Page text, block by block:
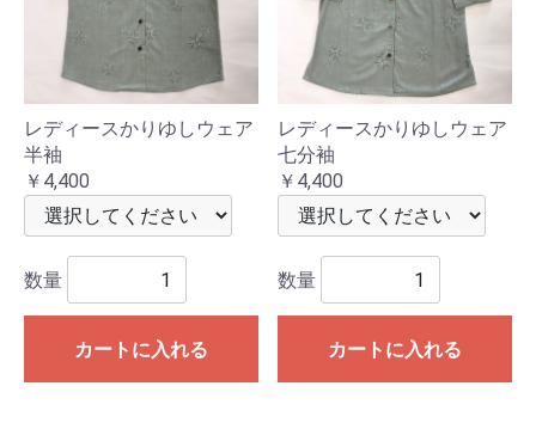
レディースかりゆしウェア
半袖
￥4,400
数量
カートに入れる
レディースかりゆしウェア
七分袖
￥4,400
数量
カートに入れる